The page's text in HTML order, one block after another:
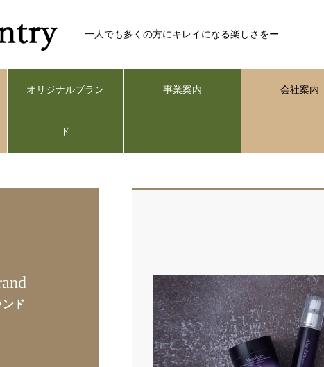
一人でも多くの方にキレイになる楽しさをー
オリジナルブラン
ド
事業案内 会社案内
ンド